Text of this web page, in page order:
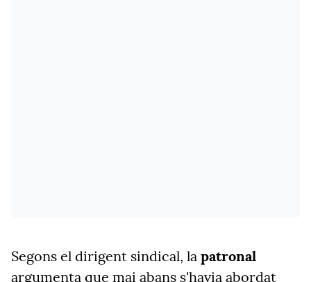
Segons el dirigent sindical, la patronal
argumenta que mai abans s'havia abordat